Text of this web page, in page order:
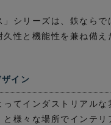
シリーズは、鉄なら
性と機能性を兼ね備え
イン
てインダストリアル
様々な場所でインテリ